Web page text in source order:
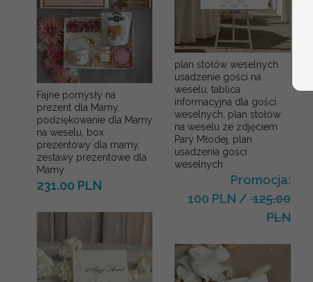
Fajne pomysły na
prezent dla Mamy,
podziękowanie dla Mamy
na weselu, box
prezentowy dla mamy,
zestawy prezentowe dla
Mamy
231.00 PLN
plan stołów weselnych
usadzenie gości na
weselu, tablica
informacyjna dla gości
weselnych, plan stołów
na weselu ze zdjęciem
Pary Młodej, plan
usadzenia gości
weselnych
Promocja:
100 PLN /125.00
PLN